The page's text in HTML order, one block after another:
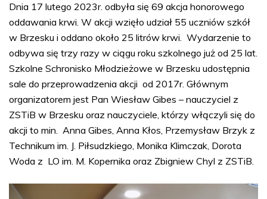
Dnia 17 lutego 2023r. odbyła się 69 akcja honorowego
oddawania krwi. W akcji wzięło udział 55 uczniów szkół
w Brzesku i oddano około 25 litrów krwi. Wydarzenie to
odbywa się trzy razy w ciągu roku szkolnego już od 25 lat.
Szkolne Schronisko Młodzieżowe w Brzesku udostępnia
sale do przeprowadzenia akcji od 2017r. Głównym
organizatorem jest Pan Wiesław Gibes – nauczyciel z
ZSTiB w Brzesku oraz nauczyciele, którzy włączyli się do
akcji to min. Anna Gibes, Anna Kłos, Przemysław Brzyk z
Technikum im. J. Piłsudzkiego, Monika Klimczak, Dorota
Woda z LO im. M. Kopernika oraz Zbigniew Chyl z ZSTiB.